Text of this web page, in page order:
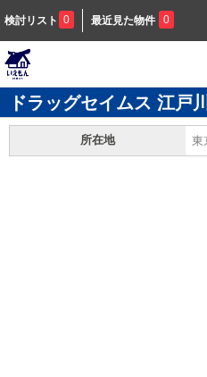
検討リスト 0 最近見た物件 0
ドラッグセイムス 江戸
所在地 東